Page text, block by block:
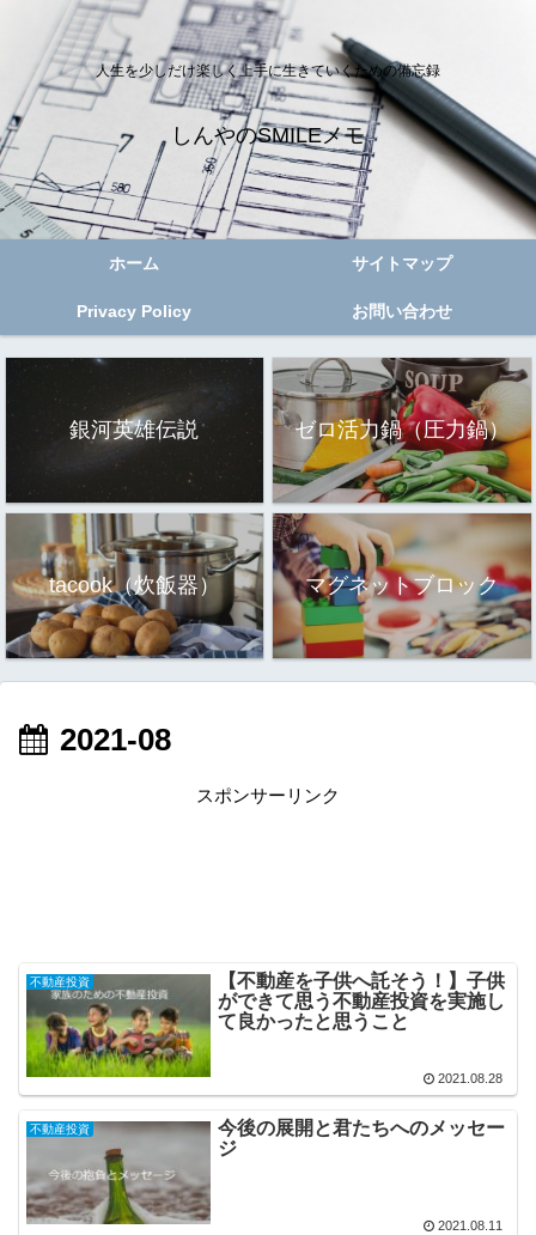
人生を少しだけ楽しく上手に生きていくための備忘録
しんやのSMILEメモ
ホーム サイトマップ
Privacy Policy お問い合わせ
銀河英雄伝説 ゼロ活力鍋（圧力鍋）
tacook（炊飯器） マグネットブロック
2021-08
スポンサーリンク
不動産投資
【不動産を子供へ託そう！】子供
ができて思う不動産投資を実施し
て良かったと思うこと
2021.08.28
不動産投資
今後の展開と君たちへのメッセー
ジ
2021.08.11